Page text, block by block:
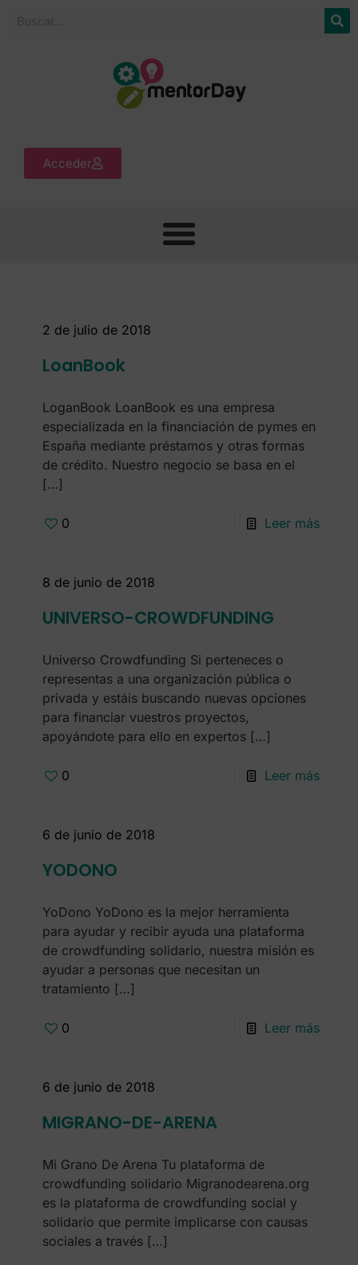
Acceder
2 de julio de 2018
LoanBook
LoganBook LoanBook es una empresa
especializada en la financiación de pymes en
España mediante préstamos y otras formas
de crédito. Nuestro negocio se basa en el
[…]
0 Leer más
8 de junio de 2018
UNIVERSO-CROWDFUNDING
Universo Crowdfunding Si perteneces o
representas a una organización pública o
privada y estáis buscando nuevas opciones
para financiar vuestros proyectos,
apoyándote para ello en expertos […]
0 Leer más
6 de junio de 2018
YODONO
YoDono YoDono es la mejor herramienta
para ayudar y recibir ayuda una plataforma
de crowdfunding solidario, nuestra misión es
ayudar a personas que necesitan un
tratamiento […]
0 Leer más
6 de junio de 2018
MIGRANO-DE-ARENA
Mi Grano De Arena Tu plataforma de
crowdfunding solidario Migranodearena.org
es la plataforma de crowdfunding social y
solidario que permite implicarse con causas
sociales a través […]